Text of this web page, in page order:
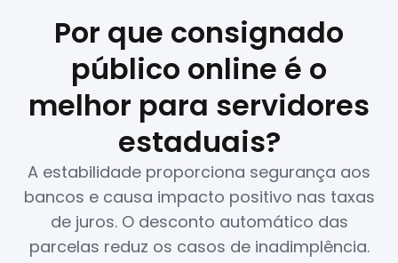
Por que consignado
público online é o
melhor para servidores
estaduais?
A estabilidade proporciona segurança aos
bancos e causa impacto positivo nas taxas
de juros. O desconto automático das
parcelas reduz os casos de inadimplência.